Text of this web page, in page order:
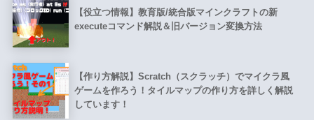
【役立つ情報】教育版/統合版マインクラフトの新
executeコマンド解説＆旧バージョン変換方法
【作り方解説】Scratch（スクラッチ）でマイクラ風
ゲームを作ろう！タイルマップの作り方を詳しく解説
しています！